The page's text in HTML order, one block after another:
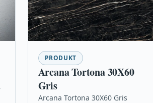
PRODUKT
Arcana Tortona 30X60
Gris
Arcana Tortona 30X60 Gris